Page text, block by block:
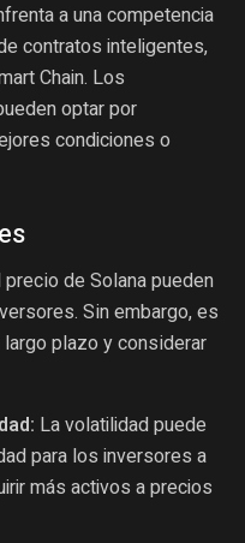
a una competencia
contratos inteligentes,
Chain. Los
optar por
condiciones o
de Solana pueden
Sin embargo, es
plazo y considerar
La volatilidad puede
para los inversores a
más activos a precios